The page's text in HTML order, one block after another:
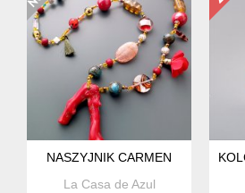
NASZYJNIK CARMEN
La Casa de Azul